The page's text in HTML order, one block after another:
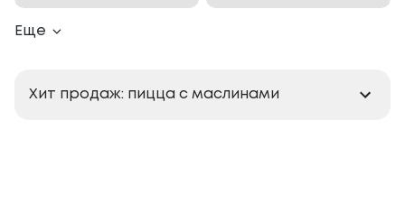
Еще
Хит продаж: пицца с маслинами